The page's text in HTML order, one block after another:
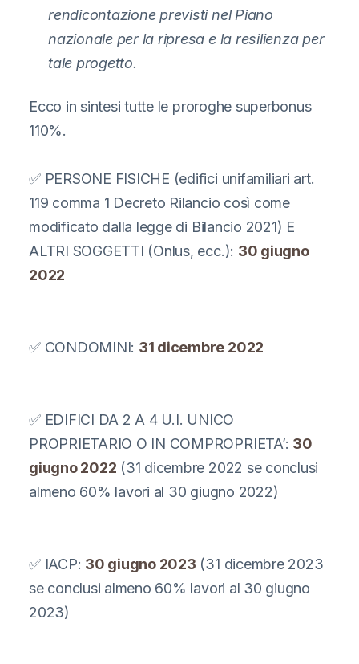
rendicontazione previsti nel Piano
nazionale per la ripresa e la resilienza per
tale progetto.
Ecco in sintesi tutte le proroghe superbonus
110%.
✅ PERSONE FISICHE (edifici unifamiliari art.
119 comma 1 Decreto Rilancio così come
modificato dalla legge di Bilancio 2021) E
ALTRI SOGGETTI (Onlus, ecc.): 30 giugno
2022
✅ CONDOMINI: 31 dicembre 2022
✅ EDIFICI DA 2 A 4 U.I. UNICO
PROPRIETARIO O IN COMPROPRIETA’: 30
giugno 2022 (31 dicembre 2022 se conclusi
almeno 60% lavori al 30 giugno 2022)
✅ IACP: 30 giugno 2023 (31 dicembre 2023
se conclusi almeno 60% lavori al 30 giugno
2023)